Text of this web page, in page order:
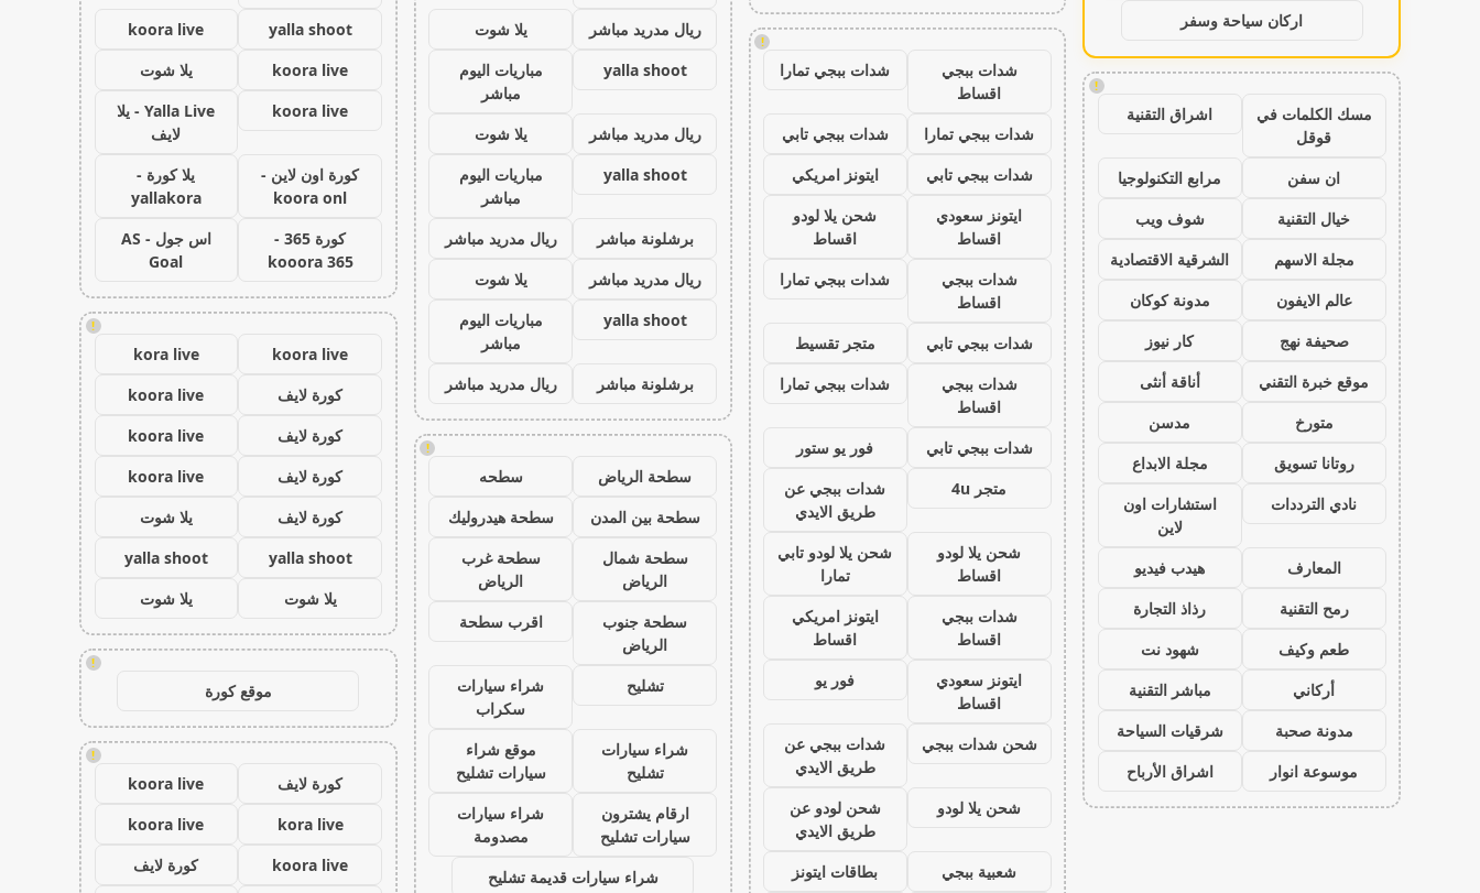
اركان سياحة وسفر
!
مسك الكلمات في
قوقل
اشراق التقنية
ان سفن
مرابع التكنولوجيا
خيال التقنية
شوف ويب
مجلة الاسهم
الشرقية الاقتصادية
عالم الايفون
مدونة كوكان
صحيفة نهج
كار نيوز
موقع خبرة التقني
أناقة أنثى
متورخ
مدسن
روتانا تسويق
مجلة الابداع
نادي الترددات
استشارات اون
لاين
المعارف
هيدب فيديو
رمح التقنية
رذاذ التجارة
طعم وكيف
شهود نت
أركاني
مباشر التقنية
مدونة صحبة
شرقيات السياحة
موسوعة انوار
اشراق الأرباح
!
شدات ببجي
اقساط
شدات ببجي تمارا
شدات ببجي تمارا
شدات ببجي تابي
شدات ببجي تابي
ايتونز امريكي
ايتونز سعودي
اقساط
شحن يلا لودو
اقساط
شدات ببجي
اقساط
شدات ببجي تمارا
شدات ببجي تابي
متجر تقسيط
شدات ببجي
اقساط
شدات ببجي تمارا
شدات ببجي تابي
فور يو ستور
متجر 4u
شدات ببجي عن
طريق الايدي
شحن يلا لودو
اقساط
شحن يلا لودو تابي
تمارا
شدات ببجي
اقساط
ايتونز امريكي
اقساط
ايتونز سعودي
اقساط
فور يو
شحن شدات ببجي
شدات ببجي عن
طريق الايدي
شحن يلا لودو
شحن لودو عن
طريق الايدي
شعبية ببجي
بطاقات ايتونز
ريال مدريد مباشر
يلا شوت
yalla shoot
مباريات اليوم
مباشر
ريال مدريد مباشر
يلا شوت
yalla shoot
مباريات اليوم
مباشر
برشلونة مباشر
ريال مدريد مباشر
ريال مدريد مباشر
يلا شوت
yalla shoot
مباريات اليوم
مباشر
برشلونة مباشر
ريال مدريد مباشر
!
سطحة الرياض
سطحه
سطحة بين المدن
سطحة هيدروليك
سطحة شمال
الرياض
سطحة غرب
الرياض
سطحة جنوب
الرياض
اقرب سطحة
تشليح
شراء سيارات
سكراب
شراء سيارات
تشليح
موقع شراء
سيارات تشليح
ارقام يشترون
سيارات تشليح
شراء سيارات
مصدومة
شراء سيارات قديمة تشليح
yalla shoot
koora live
koora live
يلا شوت
koora live
Yalla Live - يلا
لايف
كورة اون لاين -
koora onl
يلا كورة -
yallakora
كورة 365 -
kooora 365
اس جول - AS
Goal
!
koora live
kora live
كورة لايف
koora live
كورة لايف
koora live
كورة لايف
koora live
كورة لايف
يلا شوت
yalla shoot
yalla shoot
يلا شوت
يلا شوت
!
موقع كورة
!
كورة لايف
koora live
kora live
koora live
koora live
كورة لايف